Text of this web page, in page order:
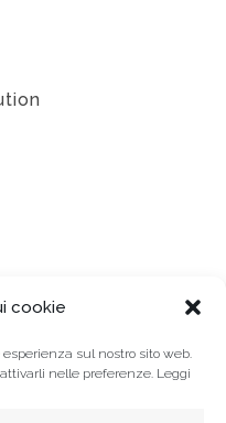
cookie
sul nostro sito web.
nelle preferenze. Leggi